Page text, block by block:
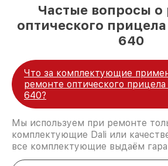
Частые вопросы о
оптического
640
Что за комплектующие
ремонте оптического прицела
640?
Мы используем при ремонте
комплектующие Dali или
все комплектующие выдаём